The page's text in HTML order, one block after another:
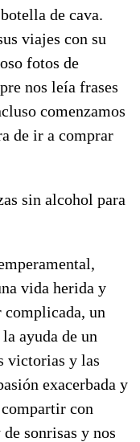
de cava.
viajes con su
fotos de
nos leía frases
comenzamos
de ir a comprar
sin alcohol para
vida herida y
un
ayuda de un
victorias y las
exacerbada y
con
sonrisas y nos